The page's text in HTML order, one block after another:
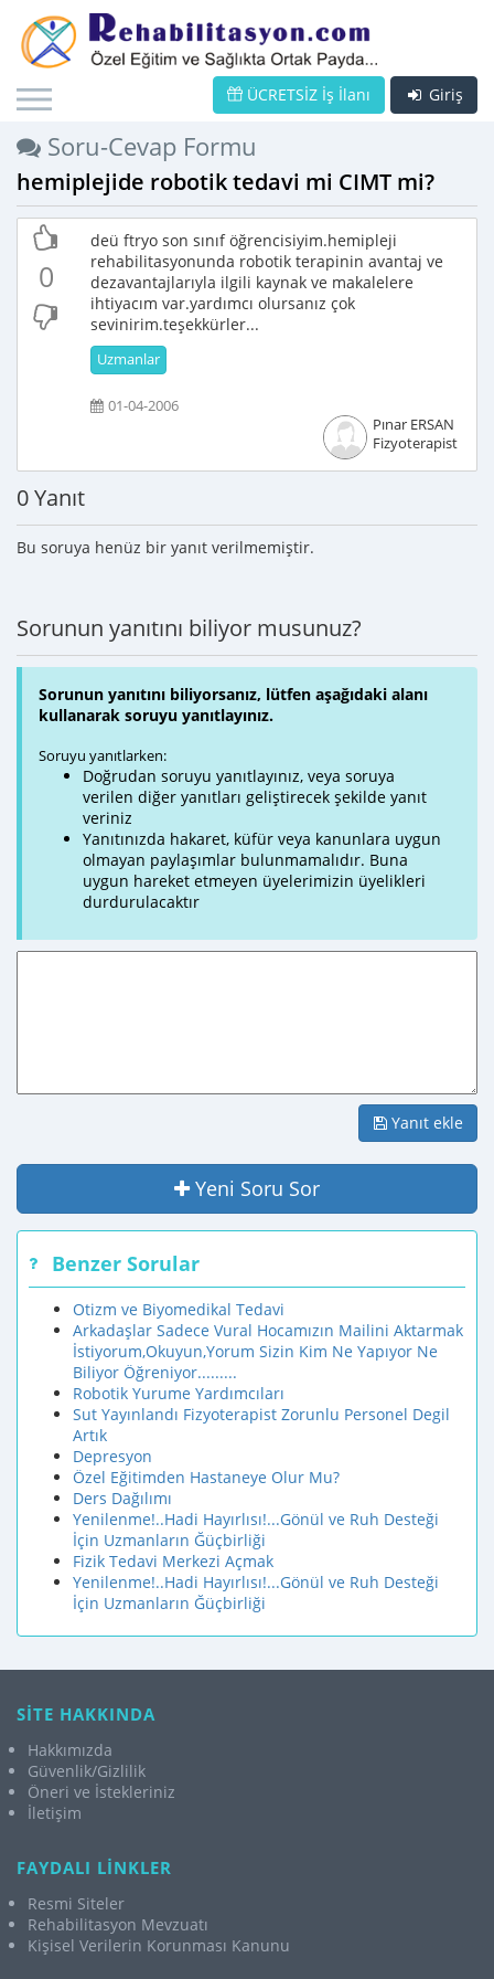
Giriş
ÜCRETSİZ İş İlanı
Soru-Cevap Formu
hemiplejide robotik tedavi mi CIMT mi?
0
deü ftryo son sınıf öğrencisiyim.hemipleji
rehabilitasyonunda robotik terapinin avantaj ve
dezavantajlarıyla ilgili kaynak ve makalelere
ihtiyacım var.yardımcı olursanız çok
sevinirim.teşekkürler...
Uzmanlar
01-04-2006
Pınar ERSAN
Fizyoterapist
0 Yanıt
Bu soruya henüz bir yanıt verilmemiştir.
Sorunun yanıtını biliyor musunuz?
Sorunun yanıtını biliyorsanız, lütfen aşağıdaki alanı
kullanarak soruyu yanıtlayınız.
Soruyu yanıtlarken:
Doğrudan soruyu yanıtlayınız, veya soruya
verilen diğer yanıtları geliştirecek şekilde yanıt
veriniz
Yanıtınızda hakaret, küfür veya kanunlara uygun
olmayan paylaşımlar bulunmamalıdır. Buna
uygun hareket etmeyen üyelerimizin üyelikleri
durdurulacaktır
Yanıt ekle
Yeni Soru Sor
Benzer Sorular
Otizm ve Biyomedikal Tedavi
Arkadaşlar Sadece Vural Hocamızın Mailini Aktarmak
İstiyorum,Okuyun,Yorum Sizin Kim Ne Yapıyor Ne
Biliyor Öğreniyor.........
Robotik Yurume Yardımcıları
Sut Yayınlandı Fizyoterapist Zorunlu Personel Degil
Artık
Depresyon
Özel Eğitimden Hastaneye Olur Mu?
Ders Dağılımı
Yenilenme!..Hadi Hayırlısı!...Gönül ve Ruh Desteği
İçin Uzmanların Ğüçbirliği
Fizik Tedavi Merkezi Açmak
Yenilenme!..Hadi Hayırlısı!...Gönül ve Ruh Desteği
İçin Uzmanların Ğüçbirliği
SİTE HAKKINDA
Hakkımızda
Güvenlik/Gizlilik
Öneri ve İstekleriniz
İletişim
FAYDALI LİNKLER
Resmi Siteler
Rehabilitasyon Mevzuatı
Kişisel Verilerin Korunması Kanunu